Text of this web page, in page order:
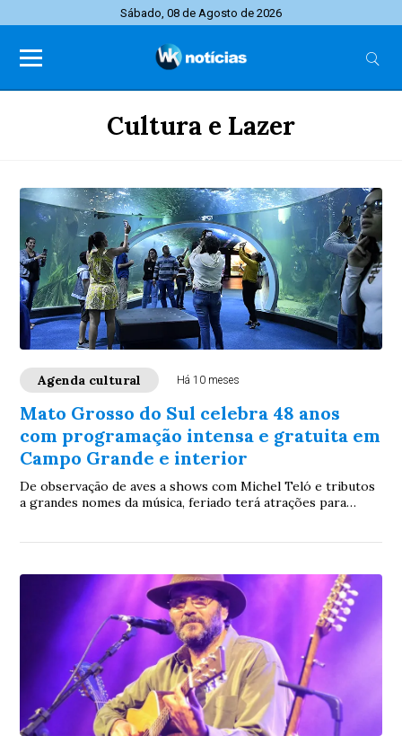
Sábado, 08 de Agosto de 2026
Cultura e Lazer
Agenda cultural Há 10 meses
Mato Grosso do Sul celebra 48 anos
com programação intensa e gratuita em
Campo Grande e interior
De observação de aves a shows com Michel Teló e tributos
a grandes nomes da música, feriado terá atrações para